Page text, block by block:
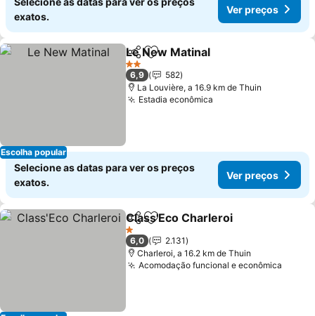
exatos.
Ver preços
Escolha popular
PartilharAdicionar aos favoritos
Le New Matinal
2 Estrelas
6,9
582
La Louvière, a 16.9 km de Thuin
Estadia econômica
Selecione as datas para ver os preços
exatos.
Ver preços
PartilharAdicionar aos favoritos
Class'Eco Charleroi
1 Estrelas
6,0
2.131
Charleroi, a 16.2 km de Thuin
Acomodação funcional e econômica